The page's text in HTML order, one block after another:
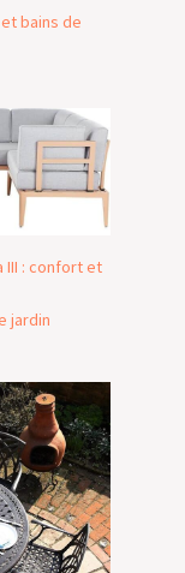
bains de
III : confort et
jardin